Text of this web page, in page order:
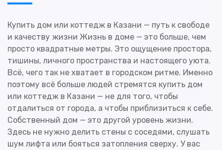
Купить дом или коттедж в Казани — путь к свободе
и качеству жизни Жизнь в доме — это больше, чем
просто квадратные метры. Это ощущение простора,
тишины, личного пространства и настоящего уюта.
Всё, чего так не хватает в городском ритме. Именно
поэтому всё больше людей стремятся купить дом
или коттедж в Казани — не для того, чтобы
отдалиться от города, а чтобы приблизиться к себе.
Собственный дом — это другой уровень жизни.
Здесь не нужно делить стены с соседями, слушать
шум лифта или бояться затопления сверху. У вас